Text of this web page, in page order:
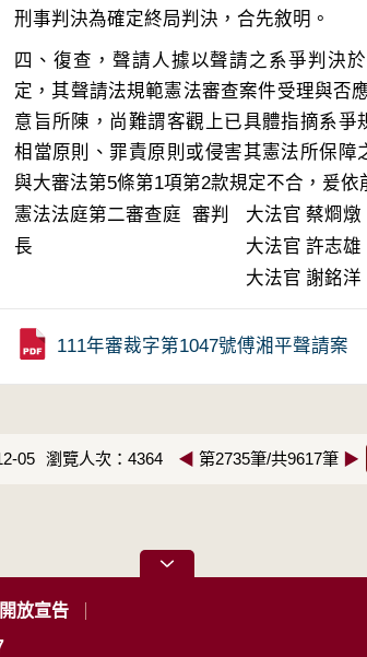
四、復查，聲請人據以聲請之系爭判決
定，其聲請法規範憲法審查案件受理與否
意旨所陳，尚難謂客觀上已具體指摘系爭
相當原則、罪責原則或侵害其憲法所保
與大審法第5條第1項第2款規定不合，爰依
憲法法庭第二審查庭 審判
長
大法官 蔡烱燉
大法官 許志雄
大法官 謝銘洋
111年審裁字第1047號傅湘平聲請案
05 瀏覽人次：4364 ◀ 第2735筆/共9617筆 ▶
放宣告